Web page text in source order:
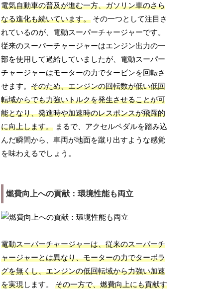
電気自動車の普及が進む一方、ガソリン車のさら
なる進化も続いています。 その一つとして注目さ
れているのが、電動スーパーチャージャーです。
従来のスーパーチャージャーはエンジン出力の一
部を使用して過給していましたが、電動スーパー
チャージャーはモーターの力でタービンを回転さ
せます。そのため、エンジンの回転数が低い低回
転域からでも力強いトルクを発生させることが可
能となり、発進時や加速時のレスポンスが飛躍的
に向上します。 まるで、アクセルペダルを踏み込
んだ瞬間から、車両が地面を蹴り出すような感覚
を味わえるでしょう。
燃費向上への貢献：環境性能も両立
電動スーパーチャージャーは、従来のスーパーチ
ャージャーとは異なり、モーターの力でターボラ
グを無くし、エンジンの低回転域から力強い加速
を実現します。その一方で、燃費向上にも貢献す